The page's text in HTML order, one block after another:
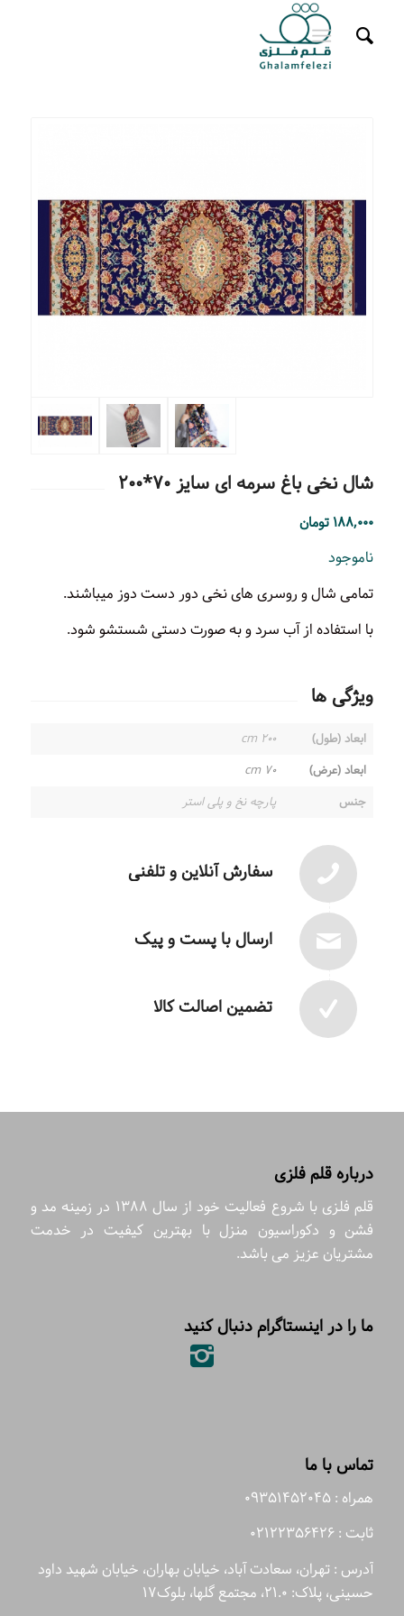
شال نخی باغ سرمه ای سایز ۷۰*۲۰۰
۱۸۸,۰۰۰ تومان
ناموجود
تمامی شال و روسری های نخی دور دست دوز میباشند.
با استفاده از آب سرد و به صورت دستی شستشو شود.
ویژگی ها
ابعاد (طول)
۲۰۰ cm
ابعاد (عرض)
۷۰ cm
جنس
پارچه نخ و پلی استر
سفارش آنلاین و تلفنی
ارسال با پست و پیک
تضمین اصالت کالا
درباره قلم فلزی
قلم فلزی با شروع فعالیت خود از سال 1388 در زمینه مد و
فشن و دکوراسیون منزل با بهترین کیفیت در خدمت
مشتریان عزیز می باشد.
ما را در اینستاگرام دنبال کنید
تماس با ما
همراه : 09351452045
ثابت : 02122356426
آدرس : تهران، سعادت آباد، خیابان بهاران، خیابان شهید داود
حسینی، پلاک: 21.0، مجتمع گلها، بلوک17